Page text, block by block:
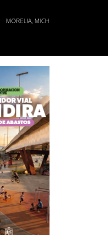
MORELIA, MICH